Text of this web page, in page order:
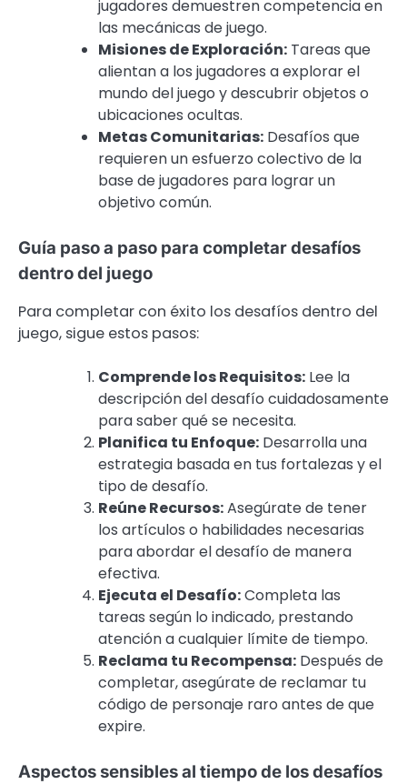
jugadores demuestren competencia en
las mecánicas de juego.
Misiones de Exploración: Tareas que
alientan a los jugadores a explorar el
mundo del juego y descubrir objetos o
ubicaciones ocultas.
Metas Comunitarias: Desafíos que
requieren un esfuerzo colectivo de la
base de jugadores para lograr un
objetivo común.
Guía paso a paso para completar desafíos
dentro del juego
Para completar con éxito los desafíos dentro del
juego, sigue estos pasos:
Comprende los Requisitos: Lee la
descripción del desafío cuidadosamente
para saber qué se necesita.
Planifica tu Enfoque: Desarrolla una
estrategia basada en tus fortalezas y el
tipo de desafío.
Reúne Recursos:Asegúrate de tener
los artículos o habilidades necesarias
para abordar el desafío de manera
efectiva.
Ejecuta el Desafío:Completa las
tareas según lo indicado, prestando
atención a cualquier límite de tiempo.
Reclama tu Recompensa: Después de
completar, asegúrate de reclamar tu
código de personaje raro antes de que
expire.
Aspectos sensibles al tiempo de los desafíos